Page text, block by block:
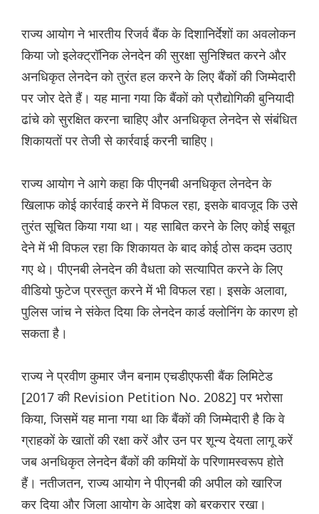
राज्य आयोग ने भारतीय रिजर्व बैंक के दिशानिर्देशों का अवलोकन
किया जो इलेक्ट्रॉनिक लेनदेन की सुरक्षा सुनिश्चित करने और
अनधिकृत लेनदेन को तुरंत हल करने के लिए बैंकों की जिम्मेदारी
पर जोर देते हैं। यह माना गया कि बैंकों को प्रौद्योगिकी बुनियादी
ढांचे को सुरक्षित करना चाहिए और अनधिकृत लेनदेन से संबंधित
शिकायतों पर तेजी से कार्रवाई करनी चाहिए।
राज्य आयोग ने आगे कहा कि पीएनबी अनधिकृत लेनदेन के
खिलाफ कोई कार्रवाई करने में विफल रहा, इसके बावजूद कि उसे
तुरंत सूचित किया गया था। यह साबित करने के लिए कोई सबूत
देने में भी विफल रहा कि शिकायत के बाद कोई ठोस कदम उठाए
गए थे। पीएनबी लेनदेन की वैधता को सत्यापित करने के लिए
वीडियो फुटेज प्रस्तुत करने में भी विफल रहा। इसके अलावा,
पुलिस जांच ने संकेत दिया कि लेनदेन कार्ड क्लोनिंग के कारण हो
सकता है।
राज्य ने प्रवीण कुमार जैन बनाम एचडीएफसी बैंक लिमिटेड
[2017 की Revision Petition No. 2082] पर भरोसा
किया, जिसमें यह माना गया था कि बैंकों की जिम्मेदारी है कि वे
ग्राहकों के खातों की रक्षा करें और उन पर शून्य देयता लागू करें
जब अनधिकृत लेनदेन बैंकों की कमियों के परिणामस्वरूप होते
हैं। नतीजतन, राज्य आयोग ने पीएनबी की अपील को खारिज
कर दिया और जिला आयोग के आदेश को बरकरार रखा।